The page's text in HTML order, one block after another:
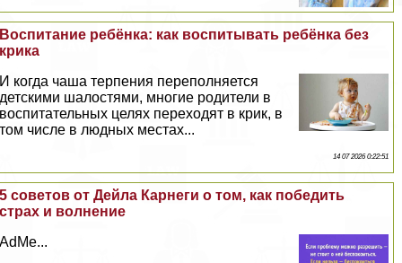
Воспитание ребёнка: как воспитывать ребёнка без
крика
И когда чаша терпения переполняется
детскими шалостями, многие родители в
воспитательных целях переходят в крик, в
том числе в людных местах...
14 07 2026 0:22:51
5 советов от Дейла Карнеги о том, как победить
страх и волнение
AdMe...